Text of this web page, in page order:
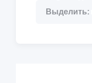
Выделить: